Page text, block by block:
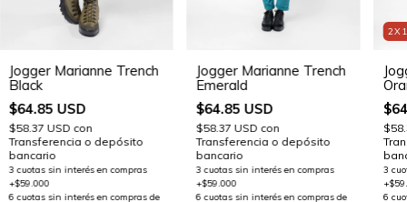
Jogger Marianne Trench
Black
$64.85 USD
$58.37 USD con
Transferencia o depósito
bancario
Jogger Marianne Trench
Emerald
$64.85 USD
$58.37 USD con
Transferencia o depósito
bancario